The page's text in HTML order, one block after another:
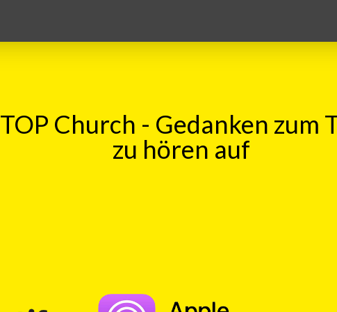
TOP Church - Gedanken zum
zu hören auf